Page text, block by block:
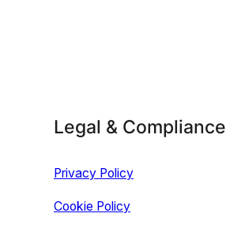
Legal & Compliance
Privacy Policy
Cookie Policy